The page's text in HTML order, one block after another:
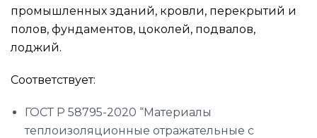
промышленных зданий, кровли, перекрытий и
полов, фундаментов, цоколей, подвалов,
лоджий.
Соответствует:
ГОСТ Р 58795-2020 “Материалы
теплоизоляционные отражательные с